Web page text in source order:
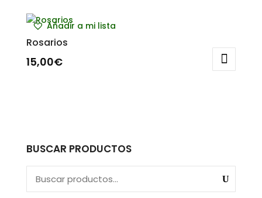
Añadir a mi lista
Rosarios
15,00€
BUSCAR PRODUCTOS